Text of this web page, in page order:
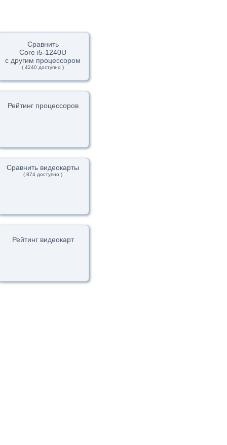
Сравнить
Core i5-1240U
с другим процессором
( 4240 доступно )
Рейтинг процессоров
Сравнить видеокарты
( 874 доступно )
Рейтинг видеокарт